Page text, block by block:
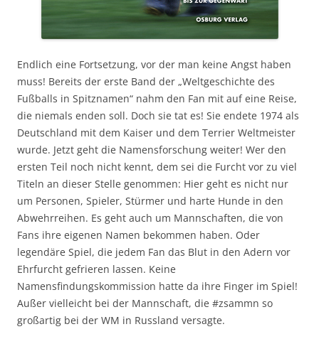
Endlich eine Fortsetzung, vor der man keine Angst haben
muss! Bereits der erste Band der „Weltgeschichte des
Fußballs in Spitznamen“ nahm den Fan mit auf eine Reise,
die niemals enden soll. Doch sie tat es! Sie endete 1974 als
Deutschland mit dem Kaiser und dem Terrier Weltmeister
wurde. Jetzt geht die Namensforschung weiter! Wer den
ersten Teil noch nicht kennt, dem sei die Furcht vor zu viel
Titeln an dieser Stelle genommen: Hier geht es nicht nur
um Personen, Spieler, Stürmer und harte Hunde in den
Abwehrreihen. Es geht auch um Mannschaften, die von
Fans ihre eigenen Namen bekommen haben. Oder
legendäre Spiel, die jedem Fan das Blut in den Adern vor
Ehrfurcht gefrieren lassen. Keine
Namensfindungskommission hatte da ihre Finger im Spiel!
Außer vielleicht bei der Mannschaft, die #zsammn so
großartig bei der WM in Russland versagte.